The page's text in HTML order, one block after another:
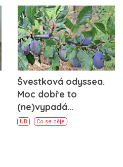
Švestková odyssea.
Moc dobře to
(ne)vypadá…
UB Co se děje